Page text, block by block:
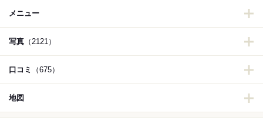
メニュー
写真 （2121）
口コミ （675）
地図